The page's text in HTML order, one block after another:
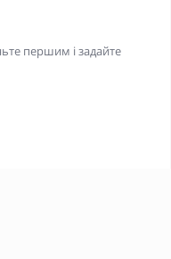
першим і задайте